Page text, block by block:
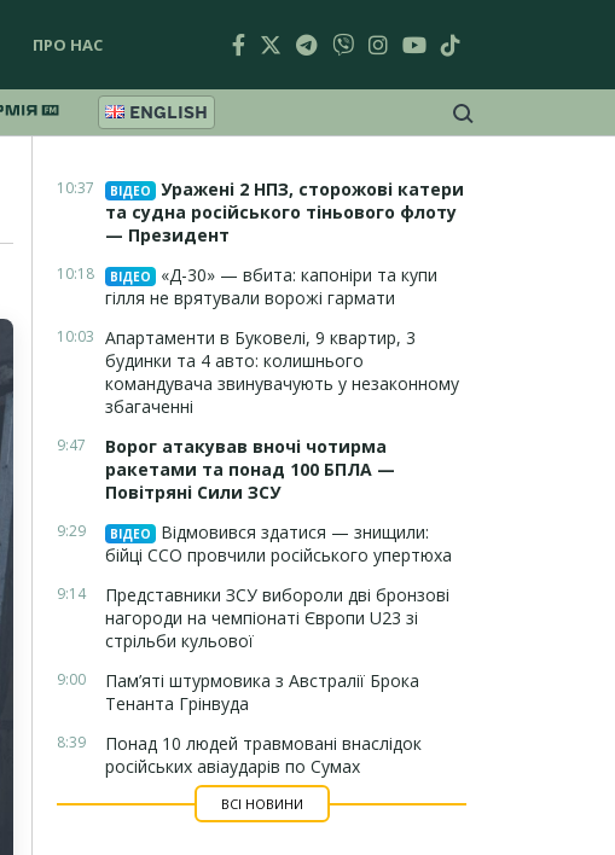
ПРО НАС
ENGLISH
10:37 ВІДЕО
Уражені 2 НПЗ, сторожові катери
та судна російського тіньового флоту
— Президент
10:18 ВІДЕО
«Д-30» — вбита: капоніри та купи
гілля не врятували ворожі гармати
10:03 Апартаменти в Буковелі, 9 квартир, 3
будинки та 4 авто: колишнього
командувача звинувачують у незаконному
збагаченні
9:47
Ворог атакував вночі чотирма
ракетами та понад 100 БПЛА —
Повітряні Сили ЗСУ
9:29 ВІДЕО
Відмовився здатися — знищили:
бійці ССО провчили російського упертюха
9:14
Представники ЗСУ вибороли дві бронзові
нагороди на чемпіонаті Європи U23 зі
стрільби кульової
9:00
Пам’яті штурмовика з Австралії Брока
Тенанта Грінвуда
8:39
Понад 10 людей травмовані внаслідок
російських авіаударів по Сумах
ВСІ НОВИНИ